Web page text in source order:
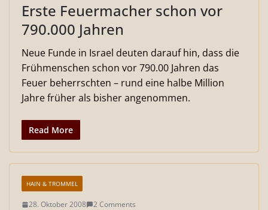
Erste Feuermacher schon vor
790.000 Jahren
Neue Funde in Israel deuten darauf hin, dass die
Frühmenschen schon vor 790.00 Jahren das
Feuer beherrschten – rund eine halbe Million
Jahre früher als bisher angenommen.
Read More
HAIN & TROMMEL
28. Oktober 2008 2 Comments